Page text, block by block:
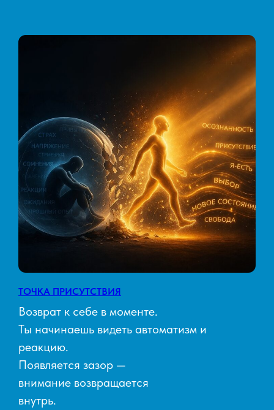
ТОЧКА ПРИСУТСТВИЯ
Возврат к себе в моменте.
Ты начинаешь видеть автоматизм и
реакцию.
Появляется зазор —
внимание возвращается
внутрь.